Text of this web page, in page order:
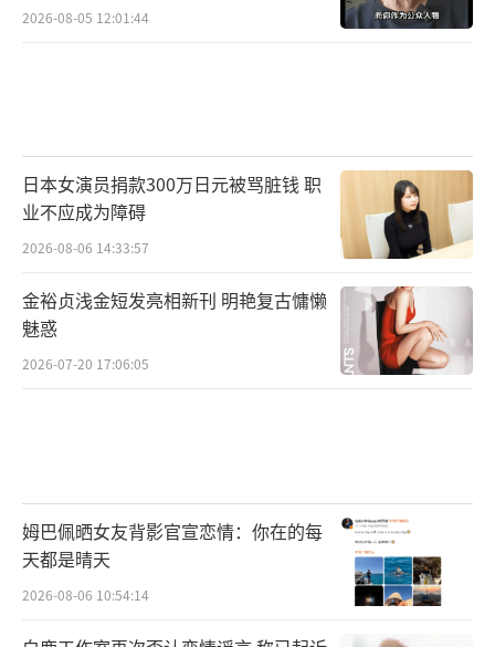
2026-08-05 12:01:44
日本女演员捐款300万日元被骂脏钱 职
业不应成为障碍
2026-08-06 14:33:57
金裕贞浅金短发亮相新刊 明艳复古慵懒
魅惑
2026-07-20 17:06:05
姆巴佩晒女友背影官宣恋情：你在的每
天都是晴天
2026-08-06 10:54:14